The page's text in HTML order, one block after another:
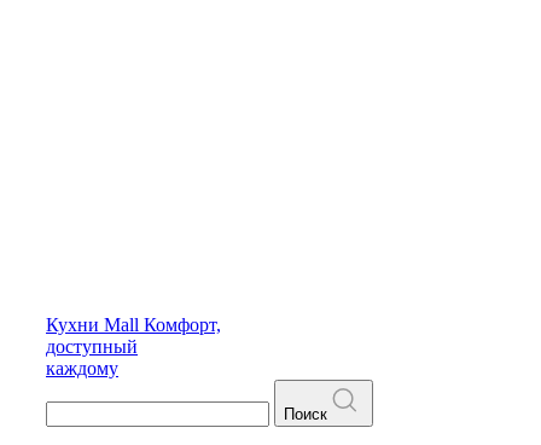
Кухни Mall Комфорт,
доступный
каждому
Поиск